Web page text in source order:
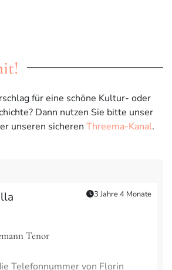
für eine schöne Kultur- oder
Dann nutzen Sie bitte unser
unseren sicheren Threema-Kanal.
3 Jahre 4 Monate
Tenor
Telefonnummer von Florin